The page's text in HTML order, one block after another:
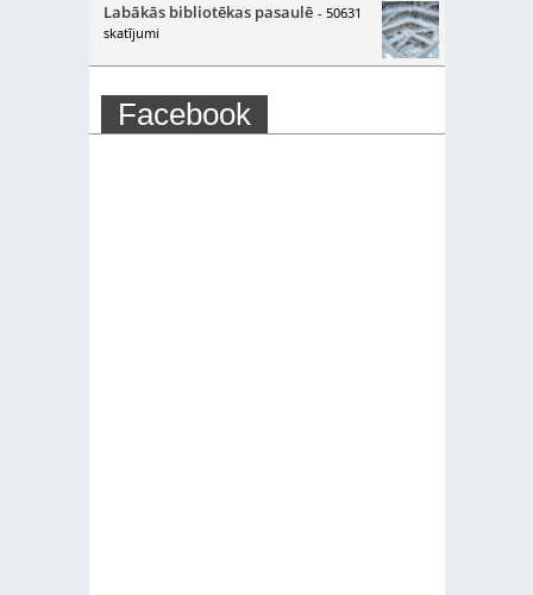
Labākās bibliotēkas pasaulē - 50631
skatījumi
Facebook